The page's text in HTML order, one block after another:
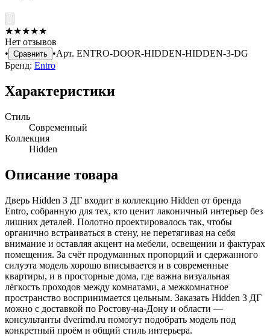
★★★★★
Нет отзывов
• Сравнить •Арт. ENTRO-DOOR-HIDDEN-HIDDEN-3-DG
Бренд: Entro
Характеристики
Стиль
Современный
Коллекция
Hidden
Описание товара
Дверь Hidden 3 ДГ входит в коллекцию Hidden от бренда
Entro, собранную для тех, кто ценит лаконичный интерьер без
лишних деталей. Полотно проектировалось так, чтобы
органично встраиваться в стену, не перетягивая на себя
внимание и оставляя акцент на мебели, освещении и фактурах
помещения. За счёт продуманных пропорций и сдержанного
силуэта модель хорошо вписывается и в современные
квартиры, и в просторные дома, где важна визуальная
лёгкость проходов между комнатами, а межкомнатное
пространство воспринимается цельным. Заказать Hidden 3 ДГ
можно с доставкой по Ростову-на-Дону и области —
консультанты dverirnd.ru помогут подобрать модель под
конкретный проём и общий стиль интерьера.